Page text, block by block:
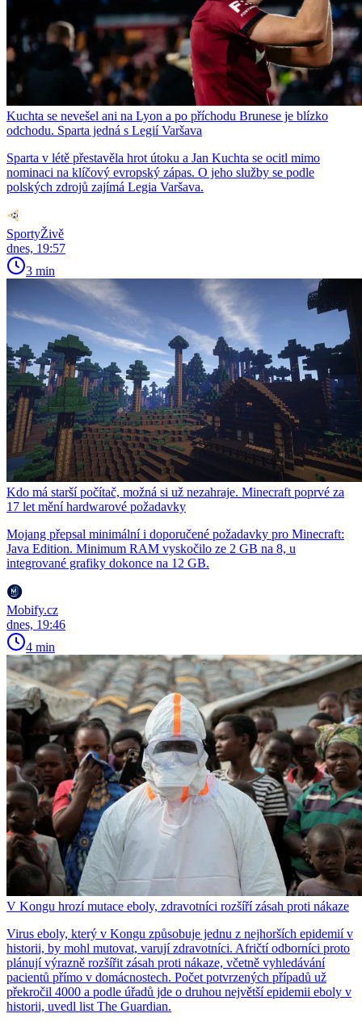
Kuchta se nevešel ani na Lyon a po příchodu Brunese je blízko
odchodu. Sparta jedná s Legií Varšava
Sparta v létě přestavěla hrot útoku a Jan Kuchta se ocitl mimo
nominaci na klíčový evropský zápas. O jeho služby se podle
polských zdrojů zajímá Legia Varšava.
SportyŽivě
dnes, 19:57
3 min
Kdo má starší počítač, možná si už nezahraje. Minecraft poprvé za
17 let mění hardwarové požadavky
Mojang přepsal minimální i doporučené požadavky pro Minecraft:
Java Edition. Minimum RAM vyskočilo ze 2 GB na 8, u
integrované grafiky dokonce na 12 GB.
Mobify.cz
dnes, 19:46
4 min
V Kongu hrozí mutace eboly, zdravotníci rozšíří zásah proti nákaze
Virus eboly, který v Kongu způsobuje jednu z nejhorších epidemií v
historii, by mohl mutovat, varují zdravotníci. Afričtí odborníci proto
plánují výrazně rozšířit zásah proti nákaze, včetně vyhledávání
pacientů přímo v domácnostech. Počet potvrzených případů už
překročil 4000 a podle úřadů jde o druhou největší epidemii eboly v
historii, uvedl list The Guardian.